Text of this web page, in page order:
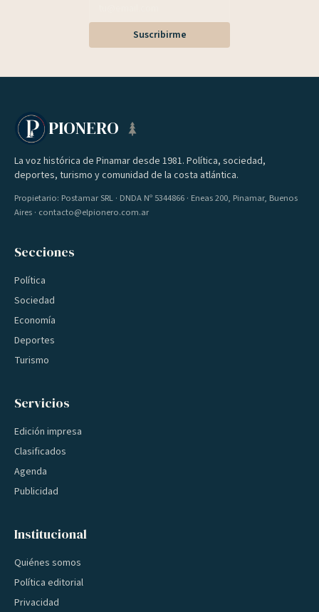
Suscribirme
PIONERO
La voz histórica de Pinamar desde 1981. Política, sociedad,
deportes, turismo y comunidad de la costa atlántica.
Propietario: Postamar SRL · DNDA Nº 5344866 · Eneas 200, Pinamar, Buenos
Aires · contacto@elpionero.com.ar
Secciones
Política
Sociedad
Economía
Deportes
Turismo
Servicios
Edición impresa
Clasificados
Agenda
Publicidad
Institucional
Quiénes somos
Política editorial
Privacidad